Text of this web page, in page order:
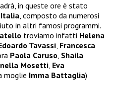
in queste ore è stato
, composto da numerosi
in altri famosi programmi.
troviamo infatti Helena
Tavassi, Francesca
Paola Caruso, Shaila
Mosetti, Eva
moglie Imma Battaglia)